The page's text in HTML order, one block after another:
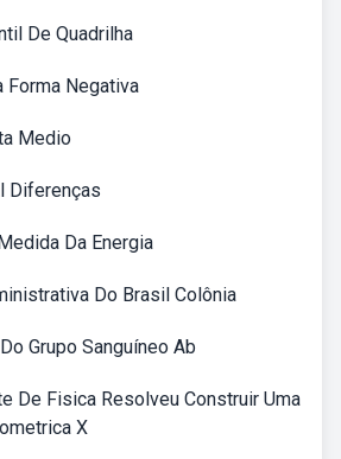
De Quadrilha
Forma Negativa
Medio
Diferenças
Da Energia
Do Brasil Colônia
Grupo Sanguíneo Ab
De Fisica Resolveu Construir Uma
X